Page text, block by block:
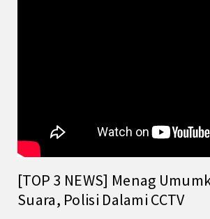
[TOP 3 NEWS] Menag
Suara, Polisi Dalami CCTV